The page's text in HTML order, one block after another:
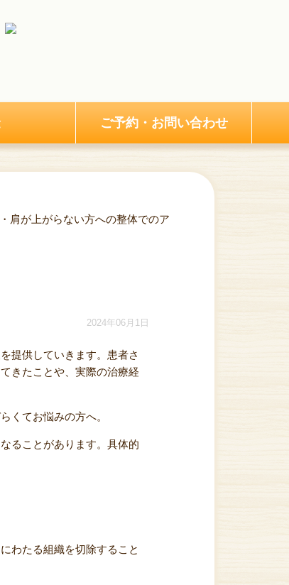
ご予約・お問い合わせ
肩が上がらない方への整体でのア
2024年06月1日
提供していきます。患者さ
きたことや、実際の治療経
くてお悩みの方へ。
ることがあります。具体的
わたる組織を切除すること